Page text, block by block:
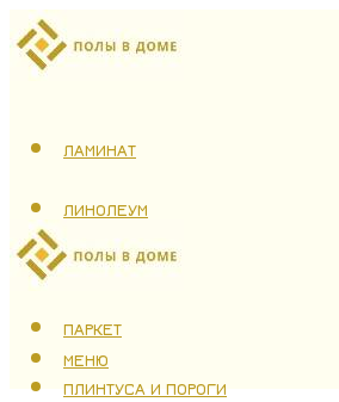
ЛАМИНАТ
ЛИНОЛЕУМ
ТЕПЛЫЙ ПОЛ
ПАРКЕТ
ПЛИНТУСА И ПОРОГИ
МЕНЮ